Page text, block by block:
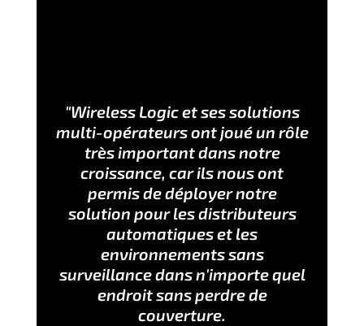
"Wireless Logic et ses solutions
multi-opérateurs ont joué un rôle
très important dans notre
croissance, car ils nous ont
permis de déployer notre
solution pour les distributeurs
automatiques et les
environnements sans
surveillance dans n'importe quel
endroit sans perdre de
couverture.